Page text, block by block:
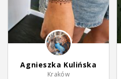
Agnieszka Kulińska
Kraków